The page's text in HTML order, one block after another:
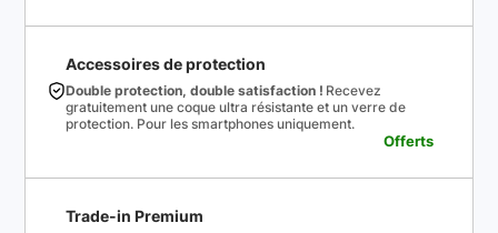
Accessoires de protection
Double protection, double satisfaction ! Recevez
gratuitement une coque ultra résistante et un verre de
protection. Pour les smartphones uniquement.
Offerts
Trade-in Premium